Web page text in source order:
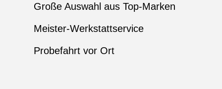
Große Auswahl aus Top-Marken
Meister-Werkstattservice
Probefahrt vor Ort